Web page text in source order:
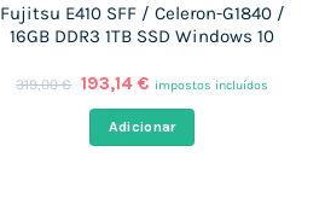
Fujitsu E410 SFF / Celeron-G1840 /
16GB DDR3 1TB SSD Windows 10
319,00€ O
original
era:
193,14€ O
atual
é:
impostos incluídos
Adicionar